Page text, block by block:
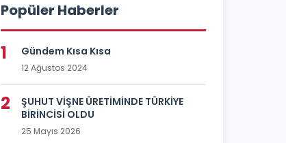
Popüler Haberler
1 Gündem Kısa Kısa
12 Ağustos 2024
2
ŞUHUT VİŞNE ÜRETİMİNDE TÜRKİYE
BİRİNCİSİ OLDU
25 Mayıs 2026